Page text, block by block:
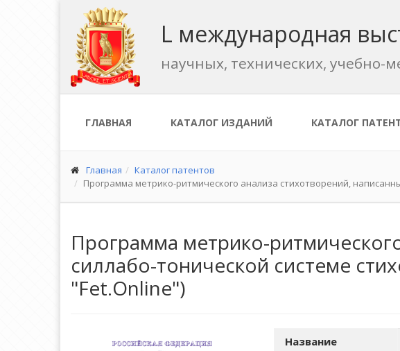
L международная
научных, технических, учебно-
ГЛАВНАЯ КАТАЛОГ ИЗДАНИЙ КАТАЛОГ
Главная
Каталог патентов
Программа метрико-ритмического анализа стихотворений,
Программа метрико-
силлабо-тонической системе
"Fet.Online")
Название